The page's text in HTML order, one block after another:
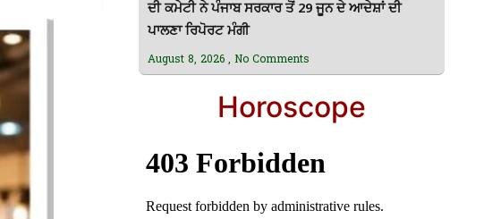
ਦੀ ਕਮੇਟੀ ਨੇ ਪੰਜਾਬ ਸਰਕਾਰ ਤੋਂ 29 ਜੂਨ ਦੇ ਆਦੇਸ਼ਾਂ ਦੀ
ਪਾਲਣਾ ਰਿਪੋਰਟ ਮੰਗੀ
August 8, 2026 No Comments
Horoscope